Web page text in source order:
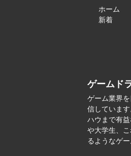
ホーム
新着
ゲームド
ゲーム業界
信していま
ハウまで有
や大学生、
るようなゲ